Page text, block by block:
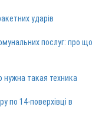
ударів
послуг: про що
такая техника
по 14-поверхівці в